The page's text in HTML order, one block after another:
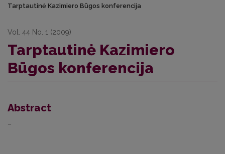
Tarptautinė Kazimiero Būgos konferencija
Vol. 44 No. 1 (2009)
Tarptautinė Kazimiero
Būgos konferencija
Abstract
–